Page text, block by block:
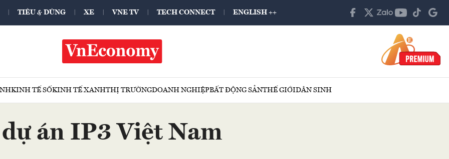
TIÊU & DÙNG XE VNE TV TECH CONNECT ENGLISH ++
KINH TẾ SỐKINH TẾ XANHTHỊ TRƯỜNGDOANH NGHIỆPBẤT ĐỘNG SẢNTHẾ GIỚIDÂN SINH
dự án IP3 Việt Nam